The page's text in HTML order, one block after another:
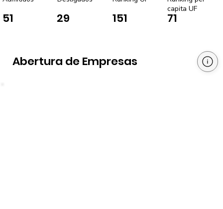
51 29 151 71
capita UF
Abertura de Empresas